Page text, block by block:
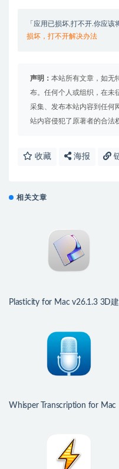
「应用已损坏,打不开.你应
损坏，打不开解决办法
声明： 本站所有文章，如无
布。任何个人或组织，在未
采集、发布本站内容到任何
站内容侵犯了原著者的合法
收藏 海报
相关文章
Plasticity for Mac v26.1.3 3D
Whisper Transcription for Mac